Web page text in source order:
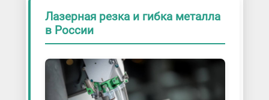
Лазерная резка и гибка металла
в России